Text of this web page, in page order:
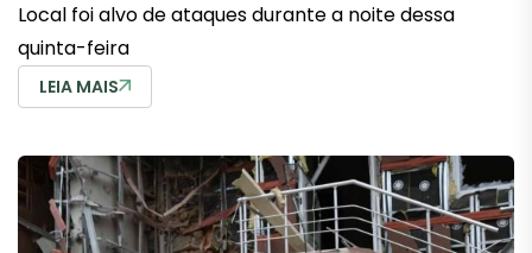
Local foi alvo de ataques durante a noite dessa
quinta-feira
LEIA MAIS